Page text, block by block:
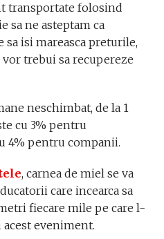
transportate folosind
sa ne asteptam ca
sa isi mareasca preturile,
trebui sa recupereze
neschimbat, de la 1
cu 3% pentru
4% pentru companii.
, carnea de miel se va
care incearca sa
fiecare mile pe care l-
eveniment.